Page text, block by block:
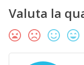
Valuta la